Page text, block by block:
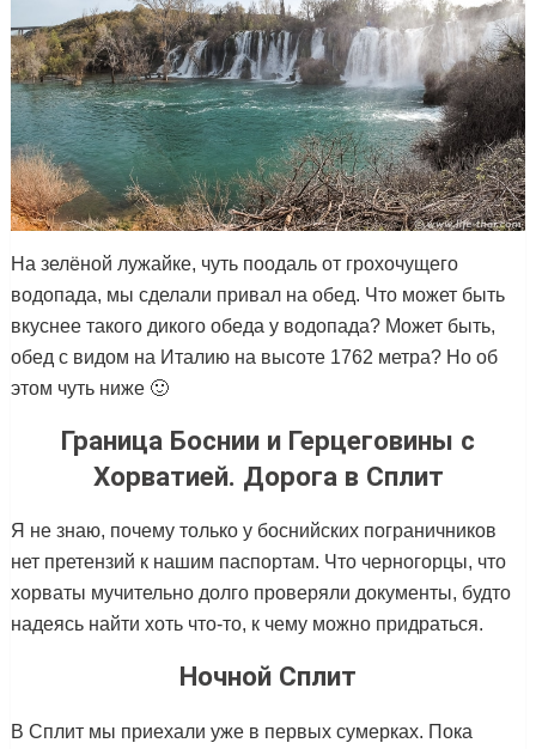
На зелёной лужайке, чуть поодаль от грохочущего
водопада, мы сделали привал на обед. Что может быть
вкуснее такого дикого обеда у водопада? Может быть,
обед с видом на Италию на высоте 1762 метра? Но об
этом чуть ниже 🙂
Граница Боснии и Герцеговины с
Хорватией. Дорога в Сплит
Я не знаю, почему только у боснийских пограничников
нет претензий к нашим паспортам. Что черногорцы, что
хорваты мучительно долго проверяли документы, будто
надеясь найти хоть что-то, к чему можно придраться.
Ночной Сплит
В Сплит мы приехали уже в первых сумерках. Пока